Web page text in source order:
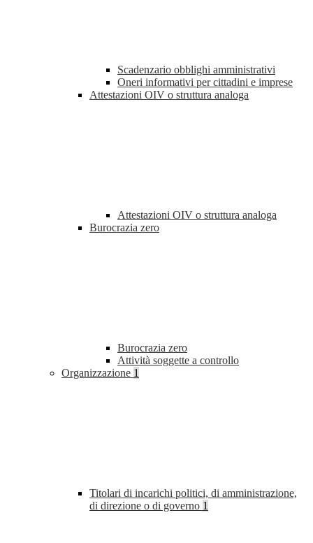
Scadenzario obblighi amministrativi
Oneri informativi per cittadini e imprese
Attestazioni OIV o struttura analoga
Attestazioni OIV o struttura analoga
Burocrazia zero
Burocrazia zero
Attività soggette a controllo
Organizzazione 1
Titolari di incarichi politici, di amministrazione,
di direzione o di governo 1